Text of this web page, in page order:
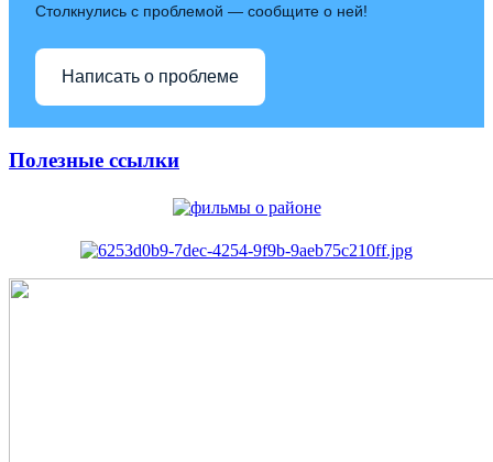
Столкнулись с проблемой — сообщите о ней!
Написать о проблеме
Полезные ссылки